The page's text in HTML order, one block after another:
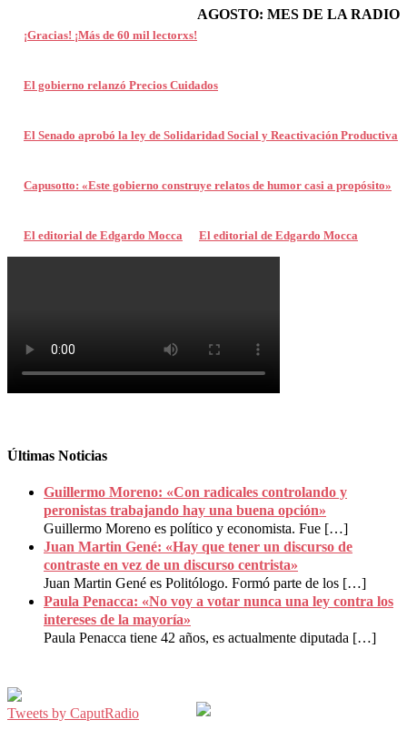
¡Gracias! ¡Más de 60 mil lectorxs!
El gobierno relanzó Precios Cuidados
El Senado aprobó la ley de Solidaridad Social y Reactivación Productiva
Capusotto: «Este gobierno construye relatos de humor casi a propósito»
El editorial de Edgardo Mocca El editorial de Edgardo Mocca
AGOSTO: MES DE LA RADIO
Últimas Noticias
Guillermo Moreno: «Con radicales controlando y
peronistas trabajando hay una buena opción»
Guillermo Moreno es político y economista. Fue […]
Juan Martin Gené: «Hay que tener un discurso de
contraste en vez de un discurso centrista»
Juan Martin Gené es Politólogo. Formó parte de los […]
Paula Penacca: «No voy a votar nunca una ley contra los
intereses de la mayoría»
Paula Penacca tiene 42 años, es actualmente diputada […]
Tweets by CaputRadio